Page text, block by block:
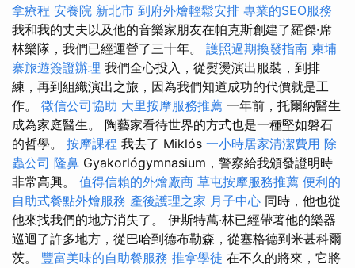
拿療程 安養院 新北市 到府外燴輕鬆安排 專業的SEO服務
我和我的丈夫以及他的音樂家朋友在帕克斯創建了羅傑·席
林樂隊，我們已經運營了三十年。 護照過期換發指南 柬埔
寨旅遊簽證辦理 我們全心投入，從熨燙演出服裝，到排
練，再到組織演出之旅，因為我們知道成功的代價就是工
作。 徵信公司協助 大里按摩服務推薦 一年前，托爾納醫生
成為家庭醫生。 陶藝家看待世界的方式也是一種堅如磐石
的哲學。 按摩課程 我去了 Miklós 一小時居家清潔費用 除
蟲公司 隆鼻 Gyakorlógymnasium，警察給我頒發證明時
非常高興。 值得信賴的外燴廠商 草屯按摩服務推薦 便利的
自助式餐點外燴服務 產後護理之家 月子中心 同時，他也從
他來找我們的地方消失了。 伊斯特萬·林已經帶著他的樂器
巡迴了許多地方，從巴哈到德布勒森，從塞格德到米甚科爾
茨。 豐富美味的自助餐服務 推拿學徒 在不久的將來，它將